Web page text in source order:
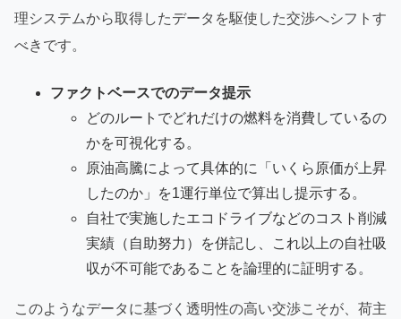
理システムから取得したデータを駆使した交渉へシフトす
べきです。
ファクトベースでのデータ提示
どのルートでどれだけの燃料を消費しているの
かを可視化する。
原油高騰によって具体的に「いくら原価が上昇
したのか」を1運行単位で算出し提示する。
自社で実施したエコドライブなどのコスト削減
実績（自助努力）を併記し、これ以上の自社吸
収が不可能であることを論理的に証明する。
このようなデータに基づく透明性の高い交渉こそが、荷主